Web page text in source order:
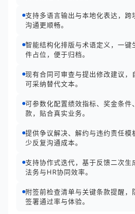
支持多语言输出与本地化表达，跨
沟通更顺畅。
智能结构化排版与术语定义，一键
件占位，便于归档。
现有合同可审查与提出修改建议，
可采纳替代文本。
可参数化配置绩效指标、奖金条件
款，贴合真实业务。
提供争议解决、解约与违约责任模
少反复沟通成本。
支持协作式迭代，基于反馈二次生
法务与HR协同效率。
附签前检查清单与关键条款提醒，
签署通过率与体验。